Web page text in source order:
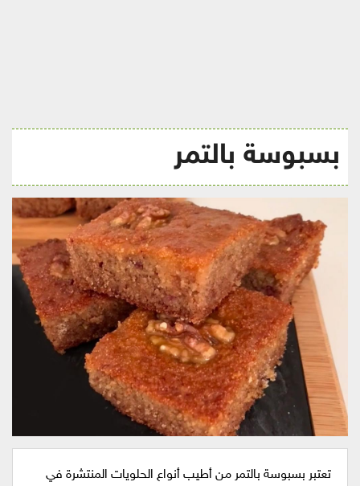
بسبوسة بالتمر
تعتبر بسبوسة بالتمر من أطيب أنواع الحلويات المنتشرة في